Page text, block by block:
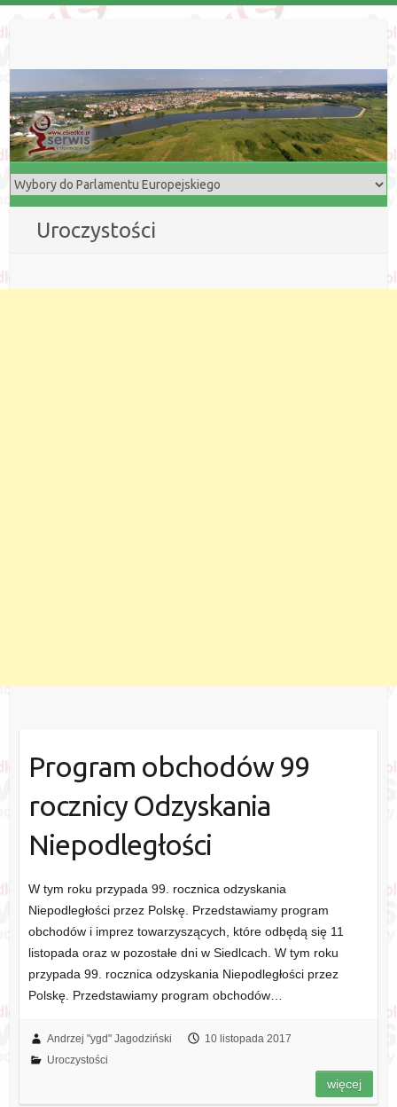
Uroczystości
Program obchodów 99
rocznicy Odzyskania
Niepodległości
W tym roku przypada 99. rocznica odzyskania
Niepodległości przez Polskę. Przedstawiamy program
obchodów i imprez towarzyszących, które odbędą się 11
listopada oraz w pozostałe dni w Siedlcach. W tym roku
przypada 99. rocznica odzyskania Niepodległości przez
Polskę. Przedstawiamy program obchodów…
Andrzej "ygd" Jagodziński
10 listopada 2017
Uroczystości
więcej